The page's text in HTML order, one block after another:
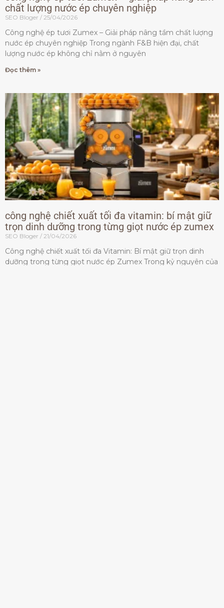
chất lượng nước ép chuyên nghiệp
SEO Bloger 25/04/2026
Công nghệ ép tươi Zumex – Giải pháp nâng tầm chất lượng
nước ép chuyên nghiệp Trong ngành F&B hiện đại, chất
lượng nước ép không chỉ nằm ở nguyên
Đọc thêm »
công nghệ chiết xuất tối đa vitamin: bí mật giữ
trọn dinh dưỡng trong từng giọt nước ép zumex
SEO Bloger 21/04/2026
Công nghệ chiết xuất tối đa Vitamin: Bí mật giữ trọn dinh
dưỡng trong từng giọt nước ép Zumex Trong kỷ nguyên của